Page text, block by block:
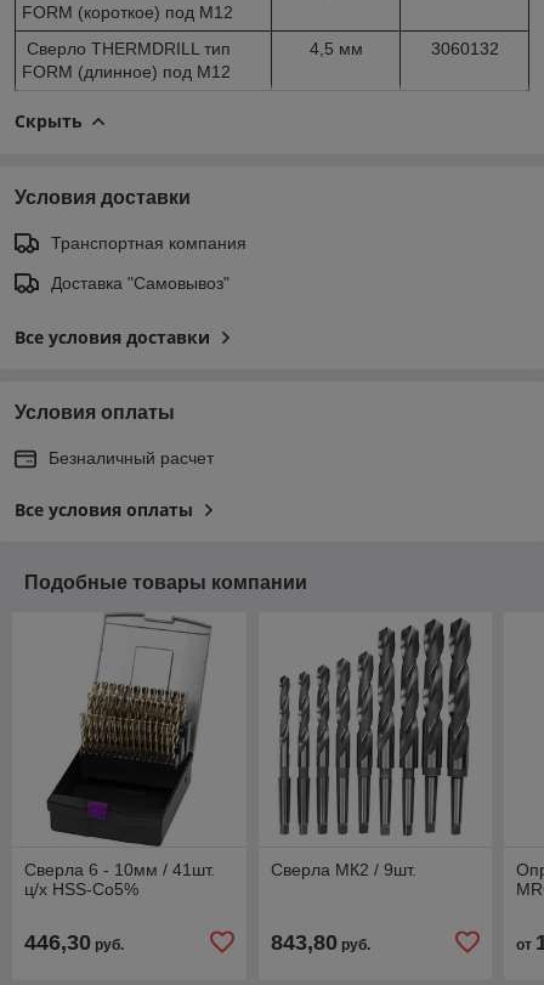
FORM (короткое) под M12
Сверло THERMDRILL тип
FORM (длинное) под M12
4,5 мм 3060132
Скрыть
Условия доставки
Транспортная компания
Доставка "Самовывоз"
Все условия доставки
Условия оплаты
Безналичный расчет
Все условия оплаты
Подобные товары компании
Сверла 6 - 10мм / 41шт.
ц/х HSS-Co5%
446,30 руб.
Сверла МК2 / 9шт.
843,80руб. от